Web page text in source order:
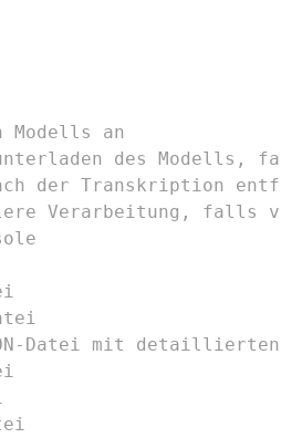
Modells an
des Modells,
der Transkription
Verarbeitung, falls
Datei mit